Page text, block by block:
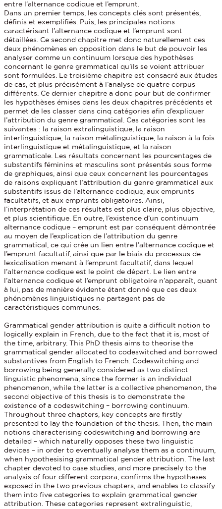
entre l’alternance codique et l’emprunt.
Dans un premier temps, les concepts clés sont présentés,
définis et exemplifiés. Puis, les principales notions
caractérisant l’alternance codique et l’emprunt sont
détaillées. Ce second chapitre met donc naturellement ces
deux phénomènes en opposition dans le but de pouvoir les
analyser comme un continuum lorsque des hypothèses
concernant le genre grammatical qu’ils se voient attribuer
sont formulées. Le troisième chapitre est consacré aux études
de cas, et plus précisément à l’analyse de quatre corpus
différents. Ce dernier chapitre a donc pour but de confirmer
les hypothèses émises dans les deux chapitres précédents et
permet de les classer dans cinq catégories afin d’expliquer
l’attribution du genre grammatical. Ces catégories sont les
suivantes : la raison extralinguistique, la raison
interlinguistique, la raison métalinguistique, la raison à la fois
interlinguistique et métalinguistique, et la raison
grammaticale. Les résultats concernant les pourcentages de
substantifs féminins et masculins sont présentés sous forme
de graphiques, ainsi que ceux concernant les pourcentages
de raisons expliquant l’attribution du genre grammatical aux
substantifs issus de l’alternance codique, aux emprunts
facultatifs, et aux emprunts obligatoires. Ainsi,
l’interprétation de ces résultats est plus claire, plus objective,
et plus scientifique. En outre, l’existence d’un continuum
alternance codique – emprunt est par conséquent démontrée
au moyen de l’explication de l’attribution du genre
grammatical, ce qui crée un lien entre l’alternance codique et
l’emprunt facultatif, ainsi que par le biais du processus de
lexicalisation menant à l’emprunt facultatif, dans lequel
l’alternance codique est le point de départ. Le lien entre
l’alternance codique et l’emprunt obligatoire n’apparaît, quant
à lui, pas de manière évidente étant donné que ces deux
phénomènes linguistiques ne partagent pas de
caractéristiques communes.
Grammatical gender attribution is quite a difficult notion to
logically explain in French, due to the fact that it is, most of
the time, arbitrary. This PhD thesis aims to theorise the
grammatical gender allocated to codeswitched and borrowed
substantives from English to French. Codeswitching and
borrowing being generally considered as two distinct
linguistic phenomena, since the former is an individual
phenomenon, while the latter is a collective phenomenon, the
second objective of this thesis is to demonstrate the
existence of a codeswitching – borrowing continuum.
Throughout three chapters, key concepts are firstly
presented to lay the foundation of the thesis. Then, the main
notions characterising codeswitching and borrowing are
detailed – which naturally opposes these two linguistic
devices – in order to eventually analyse them as a continuum,
when hypothesising grammatical gender attribution. The last
chapter devoted to case studies, and more precisely to the
analysis of four different corpora, confirms the hypotheses
exposed in the two previous chapters, and enables to classify
them into five categories to explain grammatical gender
attribution. These categories represent extralinguistic,